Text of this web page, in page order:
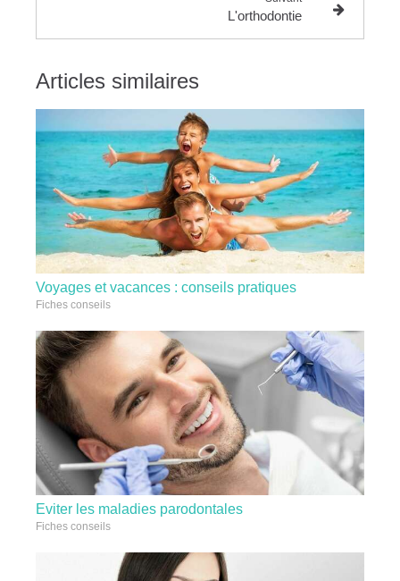
L'orthodontie
Articles similaires
Voyages et vacances : conseils pratiques
Fiches conseils
Eviter les maladies parodontales
Fiches conseils